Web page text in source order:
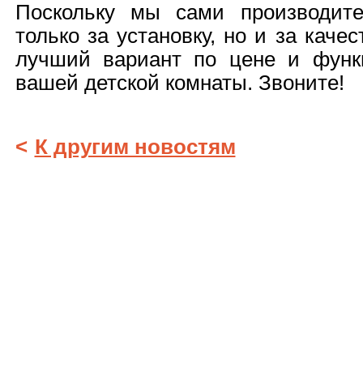
Поскольку мы сами
только за установку, но и за
лучший вариант по цене и
вашей детской комнаты. Звоните!
< К другим новостям